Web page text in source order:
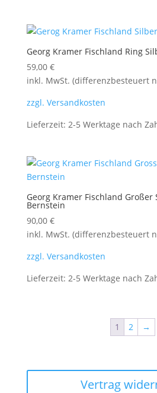
Georg Kramer Fischland Ring
59,00 €
inkl. MwSt. (differenzbesteuert
zzgl. Versandkosten
Lieferzeit: 2-5 Werktage nach
Georg Kramer Fischland
Bernstein
90,00 €
inkl. MwSt. (differenzbesteuert
zzgl. Versandkosten
Lieferzeit: 2-5 Werktage nach
1 2 →
Vertrag